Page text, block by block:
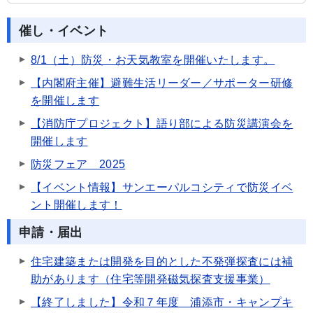
催し・イベント
8/1（土）防災・お天気教室を開催いたします。
【内閣府主催】避難生活リーダー／サポーター研修
を開催します
【消防庁プロジェクト】語り部による防災講演会を
開催します
防災フェア 2025
【イベント情報】サンエーパルコシティで防災イベ
ント開催します！
申請・届出
住宅建築または開発を目的とした不発弾探査には補
助があります（住宅等開発磁気探査支援事業）
【終了しました】令和７年度 浦添市・キャンプキ